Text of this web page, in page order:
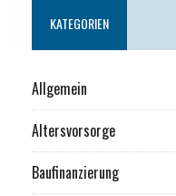
KATEGORIEN
Allgemein
Altersvorsorge
Baufinanzierung